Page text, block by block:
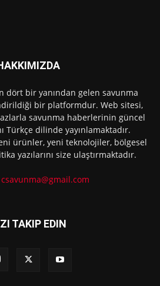
dört bir yanından gelen savunma
bir platformdur. Web sitesi,
savunma haberlerinin güncel
Türkçe dilinde yayınlamaktadır.
ürünler, yeni teknolojiler, bölgesel
yazılarını size ulaştırmaktadır.
csavunma@gmail.com
TAKIP EDIN